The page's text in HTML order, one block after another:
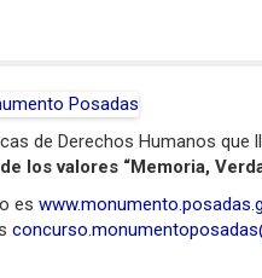
de Derechos Humanos que
los valores “Memoria,
es